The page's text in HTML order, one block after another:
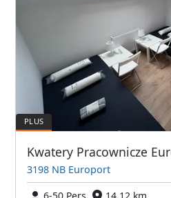
3198 NB Europort
6-50 Pers.
14,12 km